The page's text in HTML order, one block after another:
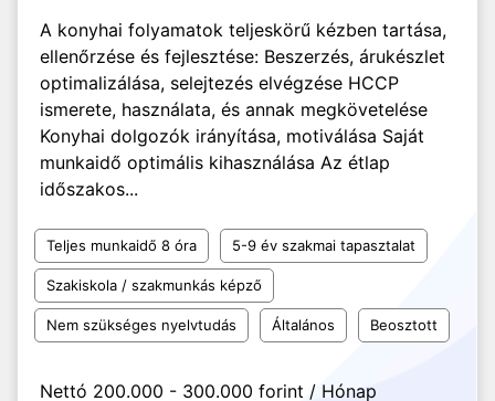
A konyhai folyamatok teljeskörű kézben tartása,
ellenőrzése és fejlesztése: Beszerzés, árukészlet
optimalizálása, selejtezés elvégzése HCCP
ismerete, használata, és annak megkövetelése
Konyhai dolgozók irányítása, motiválása Saját
munkaidő optimális kihasználása Az étlap
időszakos...
Teljes munkaidő 8 óra 5-9 év szakmai tapasztalat
Szakiskola / szakmunkás képző
Nem szükséges nyelvtudás Általános Beosztott
Nettó 200.000 - 300.000 forint / Hónap